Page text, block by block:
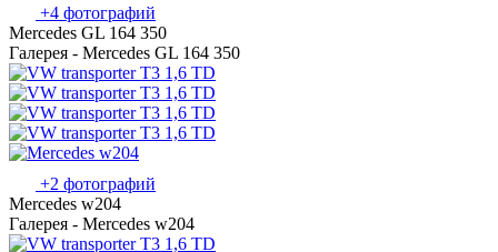
+4 фотографий
Mercedes GL 164 350
Галерея - Mercedes GL 164 350
+2 фотографий
Mercedes w204
Галерея - Mercedes w204